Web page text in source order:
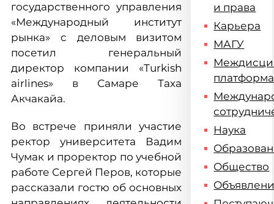
государственного управления
«Международный институт
рынка» с деловым визитом
посетил генеральный
директор компании «Turkish
airlines» в Самаре Таха
Акчакайа.
Во встрече приняли участие
ректор университета Вадим
Чумак и проректор по учебной
работе Сергей Перов, которые
рассказали гостю об основных
и права
Карьера
МАГУ
платформа
Наука
Общество